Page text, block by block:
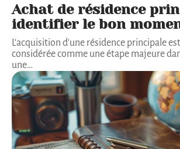
Achat de résidence
identifier le bon
L'acquisition d'une résidence principale
considérée comme une étape majeure
une…